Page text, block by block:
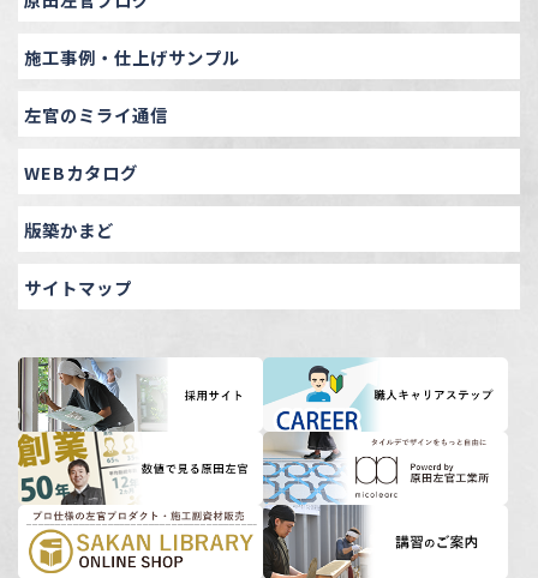
施工事例・仕上げサンプル
左官のミライ通信
WEBカタログ
版築かまど
サイトマップ